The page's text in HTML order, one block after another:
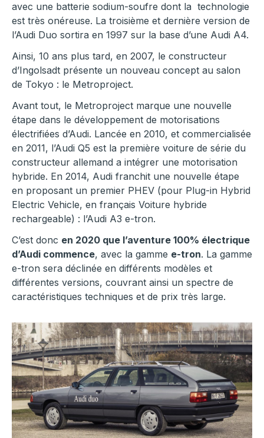
avec une batterie sodium-soufre dont la technologie
est très onéreuse. La troisième et dernière version de
l’Audi Duo sortira en 1997 sur la base d’une Audi A4.
Ainsi, 10 ans plus tard, en 2007, le constructeur
d’Ingolsadt présente un nouveau concept au salon
de Tokyo : le Metroproject.
Avant tout, le Metroproject marque une nouvelle
étape dans le développement de motorisations
électrifiées d’Audi. Lancée en 2010, et commercialisée
en 2011, l’Audi Q5 est la première voiture de série du
constructeur allemand a intégrer une motorisation
hybride. En 2014, Audi franchit une nouvelle étape
en proposant un premier PHEV (pour Plug-in Hybrid
Electric Vehicle, en français Voiture hybride
rechargeable) : l’Audi A3 e-tron.
C’est donc en 2020 que l’aventure 100% électrique
d’Audi commence, avec la gamme e-tron. La gamme
e-tron sera déclinée en différents modèles et
différentes versions, couvrant ainsi un spectre de
caractéristiques techniques et de prix très large.